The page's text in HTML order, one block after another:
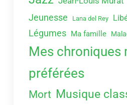
Jeunesse Lana del Rey
Légumes Ma famille
Mes chroniques
préférées
Mort Musique